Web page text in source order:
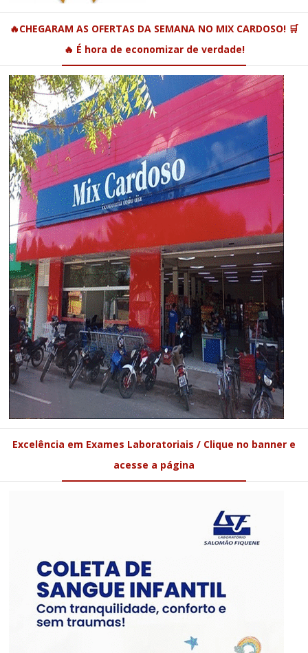
🔥CHEGARAM AS OFERTAS DA SEMANA NO MIX CARDOSO! 🛒
🔥 É hora de economizar de verdade!
Excelência em Exames Laboratoriais / Clique no banner e
acesse a página